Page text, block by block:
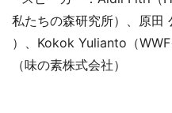
私たちの森研究所）、原田
）、Kokok Yulianto（
（味の素株式会社）